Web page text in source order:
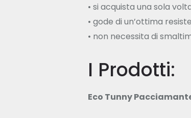
• si acquista una sola
• gode di un’ottima
• non necessita di
I Prodotti:
Eco Tunny